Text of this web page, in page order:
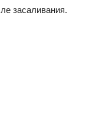
засаливания.